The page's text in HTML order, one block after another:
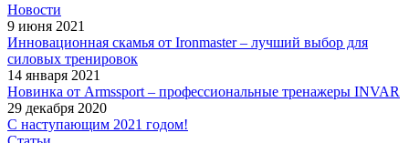
Новости
9 июня 2021
Инновационная скамья от Ironmaster – лучший выбор для
силовых тренировок
14 января 2021
Новинка от Armssport – профессиональные тренажеры INVAR
29 декабря 2020
С наступающим 2021 годом!